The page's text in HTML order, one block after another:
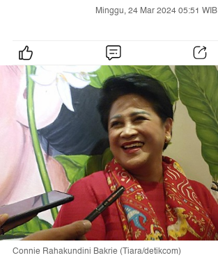
Minggu, 24 Mar 2024 05:51 WIB
Connie Rahakundini Bakrie (Tiara/detikcom)